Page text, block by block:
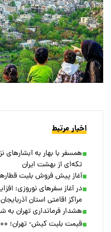
اخبار مرتبط
تکه‌ای از بهشت ایران
آغاز پیش فروش بلیت
مراکز اقامتی استان
هشدار فرمانداری تهران به
قیمت بلیت کیش- تهران؛ ۳۰۰ هزار تومان!